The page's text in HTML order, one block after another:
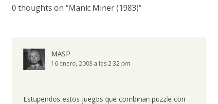
0 thoughts on “Manic Miner (1983)”
MASP
16 enero, 2008 a las 2:32 pm
Estupendos estos juegos que combinan puzzle con